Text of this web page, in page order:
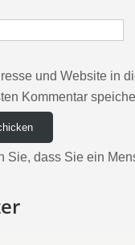
und Website in
Kommentar
Sie, dass Sie ein